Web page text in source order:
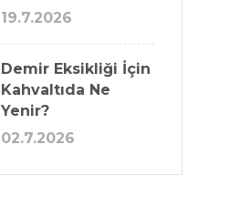
19.7.2026
Demir Eksikliği İçin
Kahvaltıda Ne
Yenir?
02.7.2026